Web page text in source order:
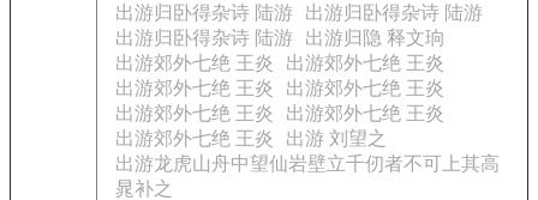
出游归卧得杂诗 陆游
出游归卧得杂诗 陆游
出游归卧得杂诗 陆游
出游归隐 释文珦
出游郊外七绝 王炎
出游郊外七绝 王炎
出游郊外七绝 王炎
出游郊外七绝 王炎
出游郊外七绝 王炎
出游郊外七绝 王炎
出游郊外七绝 王炎
出游 刘望之
出游龙虎山舟中望仙岩壁立千仞者不可上其高
晁补之